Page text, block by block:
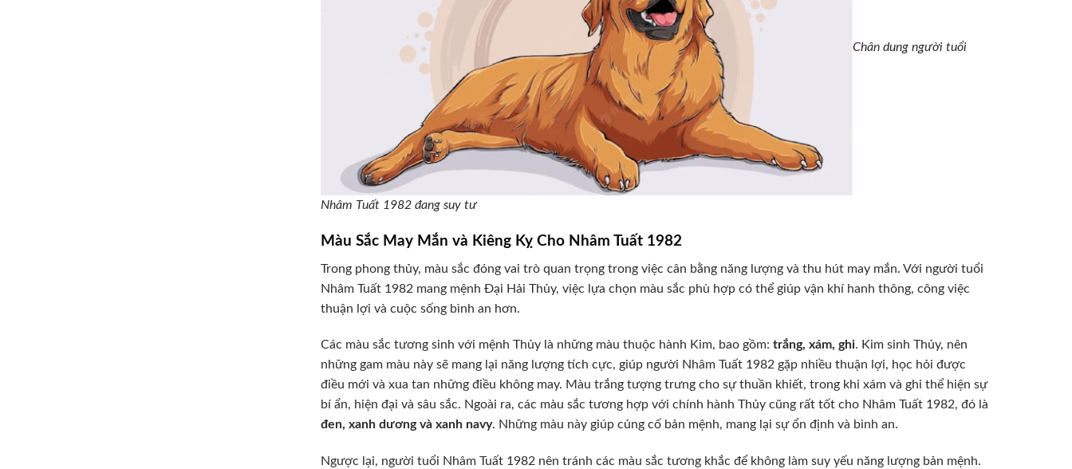
Chân dung người tuổi
Nhâm Tuất 1982 đang suy tư
Màu Sắc May Mắn và Kiêng Kỵ Cho Nhâm Tuất 1982
Trong phong thủy, màu sắc đóng vai trò quan trọng trong việc cân bằng năng lượng và thu hút may mắn. Với người tuổi
Nhâm Tuất 1982 mang mệnh Đại Hải Thủy, việc lựa chọn màu sắc phù hợp có thể giúp vận khí hanh thông, công việc
thuận lợi và cuộc sống bình an hơn.
Các màu sắc tương sinh với mệnh Thủy là những màu thuộc hành Kim, bao gồm: trắng, xám, ghi. Kim sinh Thủy, nên
những gam màu này sẽ mang lại năng lượng tích cực, giúp người Nhâm Tuất 1982 gặp nhiều thuận lợi, học hỏi được
điều mới và xua tan những điều không may. Màu trắng tượng trưng cho sự thuần khiết, trong khi xám và ghi thể hiện sự
bí ẩn, hiện đại và sâu sắc. Ngoài ra, các màu sắc tương hợp với chính hành Thủy cũng rất tốt cho Nhâm Tuất 1982, đó là
đen, xanh dương và xanh navy. Những màu này giúp củng cố bản mệnh, mang lại sự ổn định và bình an.
Ngược lại, người tuổi Nhâm Tuất 1982 nên tránh các màu sắc tương khắc để không làm suy yếu năng lượng bản mệnh.